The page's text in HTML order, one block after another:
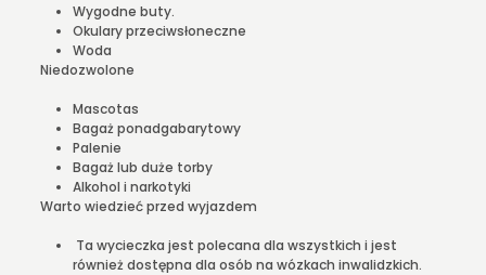
Wygodne buty.
Okulary przeciwsłoneczne
Woda
Niedozwolone
Mascotas
Bagaż ponadgabarytowy
Palenie
Bagaż lub duże torby
Alkohol i narkotyki
Warto wiedzieć przed wyjazdem
Ta wycieczka jest polecana dla wszystkich i jest
również dostępna dla osób na wózkach inwalidzkich.